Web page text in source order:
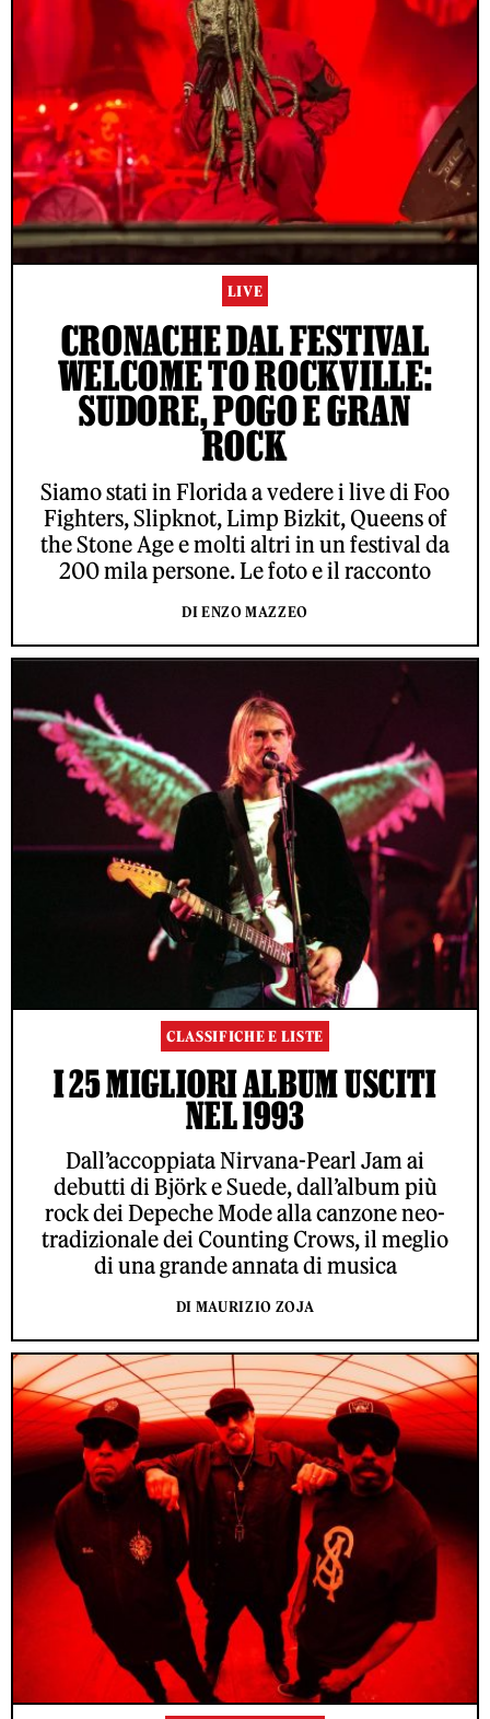
LIVE
CRONACHE DAL FESTIVAL
WELCOME TO ROCKVILLE:
SUDORE, POGO E GRAN
ROCK
Siamo stati in Florida a vedere i live di Foo
Fighters, Slipknot, Limp Bizkit, Queens of
the Stone Age e molti altri in un festival da
200 mila persone. Le foto e il racconto
DI ENZO MAZZEO
CLASSIFICHE E LISTE
I 25 MIGLIORI ALBUM USCITI
NEL 1993
Dall’accoppiata Nirvana-Pearl Jam ai
debutti di Björk e Suede, dall’album più
rock dei Depeche Mode alla canzone neo-
tradizionale dei Counting Crows, il meglio
di una grande annata di musica
DI MAURIZIO ZOJA